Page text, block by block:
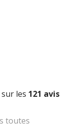
les 121 avis
toutes